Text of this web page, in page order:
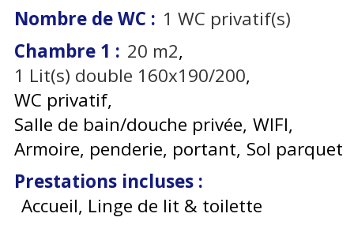
Nombre de WC : 1 WC privatif(s)
Chambre 1 : 20 m2
1 Lit(s) double 160x190/200
WC privatif
Salle de bain/douche privée WIFI
Armoire, penderie, portant Sol parquet
Prestations incluses :
Accueil, Linge de lit & toilette